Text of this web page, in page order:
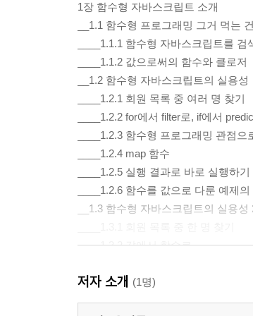
1장 함수형 자바스크립트 소개
__1.1 함수형 프로그래밍 그거 먹는
____1.1.1 함수형 자바스크립트를 검
____1.1.2 값으로써의 함수와 클로저
__1.2 함수형 자바스크립트의 실용성
____1.2.1 회원 목록 중 여러 명 찾기
____1.2.2 for에서 filter로, if에서
____1.2.3 함수형 프로그래밍 관점으
____1.2.4 map 함수
____1.2.5 실행 결과로 바로 실행하기
____1.2.6 함수를 값으로 다룬 예제의
__1.3 함수형 자바스크립트의 실용성
____1.3.2 값에서 함수로
____1.3.4 고차 함수
____1.3.5 function identity(v) { return
저자 소개 (1명)